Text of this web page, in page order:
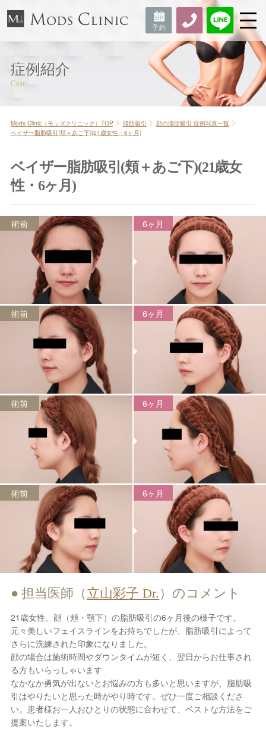
症例紹介
Mods Clinic（モッズクリニック）TOP 脂肪吸引
顔の脂肪吸引 症例写真一覧
ベイザー脂肪吸引(頬＋あご下)(21歳女性・6ヶ月)
ベイザー脂肪吸引(頬＋あご下)(21歳女
性・6ヶ月)
術前 6ヶ月
術前 6ヶ月
術前 6ヶ月
術前 6ヶ月
担当医師（立山彩子 Dr. ）のコメント
21歳女性、顔（頬・顎下）の脂肪吸引の6ヶ月後の様子です。
元々美しいフェイスラインをお持ちでしたが、脂肪吸引によって
さらに洗練された印象になりました。
顔の場合は施術時間やダウンタイムが短く、翌日からお仕事され
る方もいらっしゃいます
なかなか勇気が出ないとお悩みの方も多いと思いますが、脂肪吸
引はやりたいと思った時がやり時です。ぜひ一度ご相談くださ
い。患者様お一人おひとりの状態に合わせて、ベストな方法をご
提案いたします。